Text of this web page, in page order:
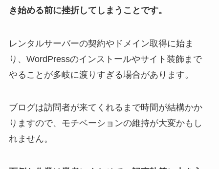
き始める前に挫折してしまうことです。
レンタルサーバーの契約やドメイン取得に始ま
り、WordPressのインストールやサイト装飾まで
やることが多岐に渡りすぎる場合があります。
ブログは訪問者が来てくれるまで時間が結構かか
りますので、モチベーションの維持が大変かもし
れません。